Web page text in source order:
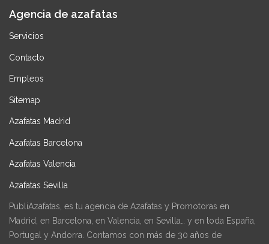
Agencia de azafatas
Servicios
Contacto
Empleos
Sitemap
Azafatas Madrid
Azafatas Barcelona
Azafatas Valencia
Azafatas Sevilla
PubliAzafatas, es tu agencia de Azafatas y Promotoras en
Madrid, en Barcelona, en Valencia, en Sevilla… y en toda España,
Portugal y Andorra. Contamos con más de 30 años de